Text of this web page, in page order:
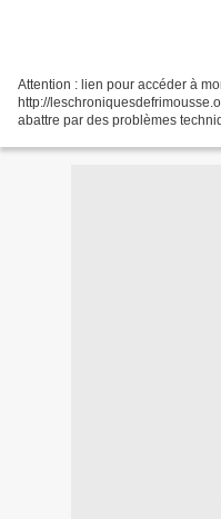
Attention : lien pour accéder à
http://
abattre par des problèmes